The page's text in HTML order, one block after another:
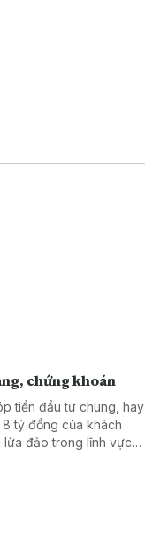
chứng khoán
tiền đầu tư chung, hay
tỷ đồng của khách
đảo trong lĩnh vực